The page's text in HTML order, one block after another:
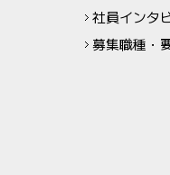
社員インタ
募集職種・